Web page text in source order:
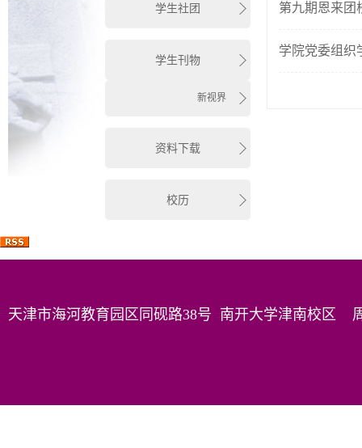
学生社团
学生刊物
新视界
资料下载
校历
第九期恩来团
学院党委组织
天津市海河教育园区同砚路38号 南开大学津南校区